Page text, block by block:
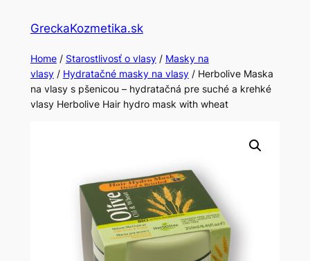
GreckaKozmetika.sk
Home/ Starostlivosť o vlasy/ Masky na
vlasy/ Hydratačné masky na vlasy/ Herbolive Maska
na vlasy s pšenicou – hydratačná pre suché a krehké
vlasy Herbolive Hair hydro mask with wheat